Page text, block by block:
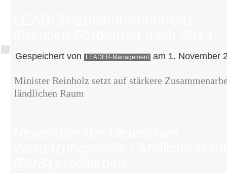
Gespeichert von LEADER-Management am 1. November
Minister Reinholz setzt auf stärkere
ländlichen Raum